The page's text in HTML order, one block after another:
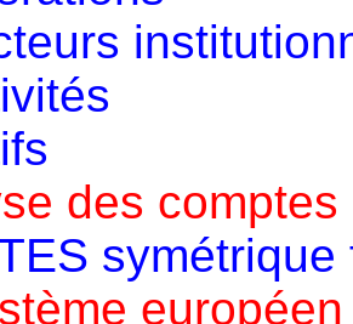
des
symétrique